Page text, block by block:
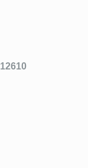
12610